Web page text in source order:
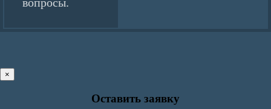
вопросы.
×
Оставить заявку